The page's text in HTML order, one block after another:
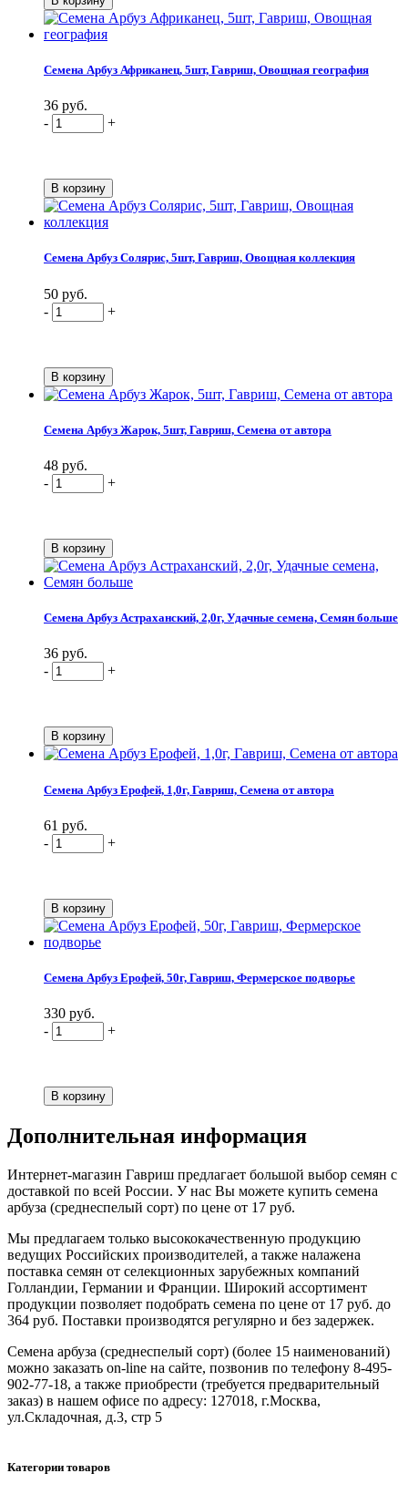
Семена Арбуз Африканец, 5шт, Гавриш, Овощная география
36 руб.
-
+
Семена Арбуз Солярис, 5шт, Гавриш, Овощная коллекция
50 руб.
-
+
Семена Арбуз Жарок, 5шт, Гавриш, Семена от автора
48 руб.
-
+
Семена Арбуз Астраханский, 2,0г, Удачные семена, Семян больше
36 руб.
-
+
Семена Арбуз Ерофей, 1,0г, Гавриш, Семена от автора
61 руб.
-
+
Семена Арбуз Ерофей, 50г, Гавриш, Фермерское подворье
330 руб.
-
+
Дополнительная информация
Интернет-магазин Гавриш предлагает большой выбор семян с
доставкой по всей России. У нас Вы можете купить семена
арбуза (среднеспелый сорт) по цене от 17 руб.
Мы предлагаем только высококачественную продукцию
ведущих Российских производителей, а также налажена
поставка семян от селекционных зарубежных компаний
Голландии, Германии и Франции. Широкий ассортимент
продукции позволяет подобрать семена по цене от 17 руб. до
364 руб. Поставки производятся регулярно и без задержек.
Семена арбуза (среднеспелый сорт) (более 15 наименований)
можно заказать on-line на сайте, позвонив по телефону 8-495-
902-77-18, а также приобрести (требуется предварительный
заказ) в нашем офисе по адресу: 127018, г.Москва,
ул.Складочная, д.3, стр 5
Категории товаров